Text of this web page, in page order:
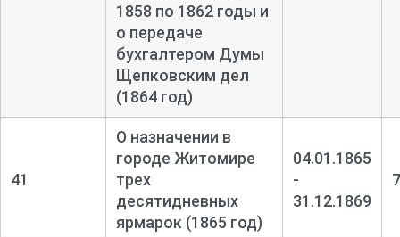
1858 по 1862 годы и
о передаче
бухгалтером Думы
Щепковским дел
(1864 год)
41
О назначении в
городе Житомире
трех
десятидневных
ярмарок (1865 год)
04.01.1865
-
31.12.1869